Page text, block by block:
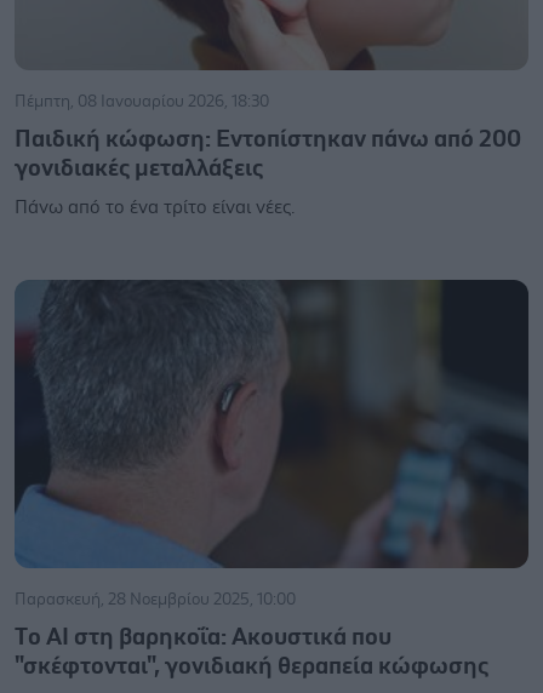
Πέμπτη, 08 Ιανουαρίου 2026, 18:30
Παιδική κώφωση: Εντοπίστηκαν πάνω από 200
γονιδιακές μεταλλάξεις
Πάνω από το ένα τρίτο είναι νέες.
Παρασκευή, 28 Νοεμβρίου 2025, 10:00
Tο AI στη βαρηκοΐα: Ακουστικά που
"σκέφτονται", γονιδιακή θεραπεία κώφωσης